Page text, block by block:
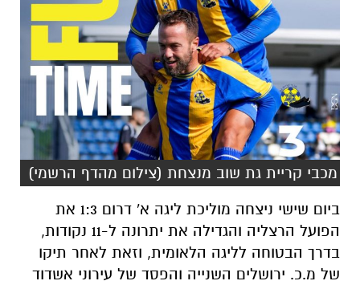
מכבי קריית גת שוב מנצחת (צילום מהדף הרשמי)
ביום שישי ניצחה מוליכת ליגה א' דרום 1:3 את
הפועל הרצליה והגדילה את יתרונה ל-11 נקודות,
בדרך הבטוחה לליגה הלאומית, וזאת לאחר תיקו
של מ.כ. ירושלים השנייה והפסד של עירוני אשדוד